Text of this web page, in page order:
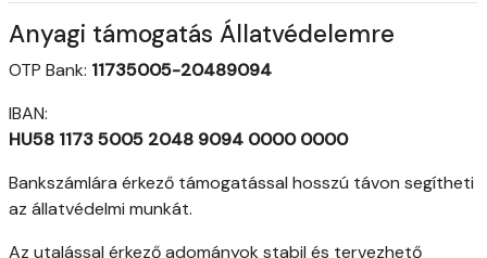
Anyagi támogatás Állatvédelemre
OTP Bank: 11735005-20489094
IBAN:
HU58 1173 5005 2048 9094 0000 0000
Bankszámlára érkező támogatással hosszú távon segítheti
az állatvédelmi munkát.
Az utalással érkező adományok stabil és tervezhető